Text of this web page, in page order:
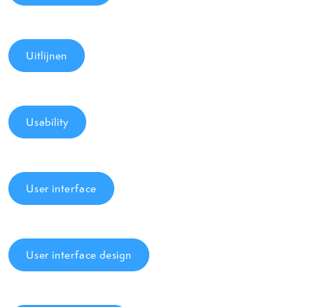
Uitlijnen
Usability
User interface
User interface design